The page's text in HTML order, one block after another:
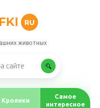
RU
животных
Кролики
Самое
интересное